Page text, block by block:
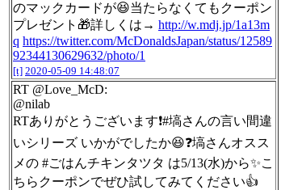
のマックカードが😆当たらなくてもクーポン
プレゼント🎁詳しくは→ http://w.mdj.jp/1a13m
q https://twitter.com/McDonaldsJapan/status/12589
92344130629632/photo/1
[t] 2020-05-09 14:48:07
RT @Love_McD:
@nilab
RTありがとうございます❗️#塙さんの言い間違
いシリーズ いかがでしたか😆❓塙さんオスス
メの #ごはんチキンタツタ は5/13(水)から✨こ
ちらクーポンでぜひ試してみてください👍